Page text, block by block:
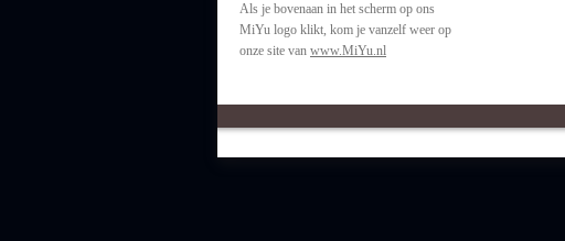
Als je bovenaan in het scherm op ons
MiYu logo klikt, kom je vanzelf weer op
onze site van www.MiYu.nl